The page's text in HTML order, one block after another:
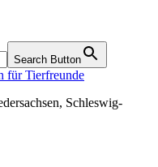
Search Button
für Tierfreunde
Schleswig-